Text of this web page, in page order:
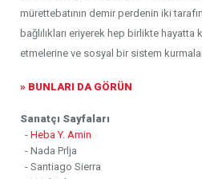
mürettebatının demir perdenin iki
bağlılıkları eriyerek hep birlikte
etmelerine ve sosyal bir sistem
» BUNLARI DA GÖRÜN
Sanatçı Sayfaları
- Heba Y. Amin
- Nada Prlja
- Santiago Sierra